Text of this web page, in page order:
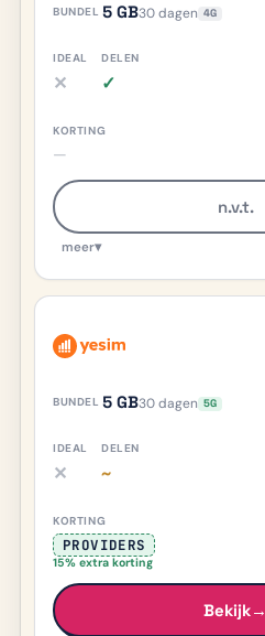
5 GB30 dagen 4G
✕iDEAL nee, meer info
✓Delen ja, meer info
—
n.v.t.
meer▾
5 GB30 dagen 5G
✕iDEAL nee, meer info
~
PROVIDERS
15% extra korting
Bekijk→